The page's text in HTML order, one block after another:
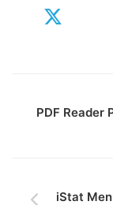
PDF Reader
iStat